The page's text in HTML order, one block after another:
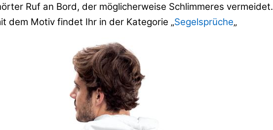
Ruf an Bord, der möglicherweise Schlimmeres vermeidet.
dem Motiv findet Ihr in der Kategorie „Segelsprüche„